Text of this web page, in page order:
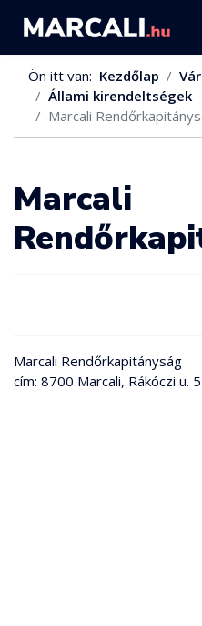
Ön itt van: Kezdőlap
Állami kirendeltségek
Marcali
Marcali
Marcali Rendőrkapitányság
cím: 8700 Marcali, Rákóczi u.